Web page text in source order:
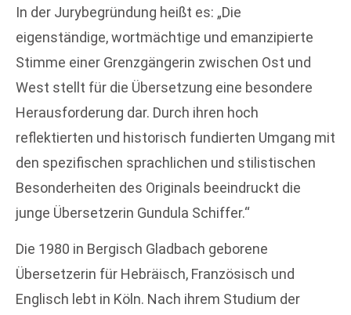
In der Jurybegründung heißt es: „Die
eigenständige, wortmächtige und emanzipierte
Stimme einer Grenzgängerin zwischen Ost und
West stellt für die Übersetzung eine besondere
Herausforderung dar. Durch ihren hoch
reflektierten und historisch fundierten Umgang mit
den spezifischen sprachlichen und stilistischen
Besonderheiten des Originals beeindruckt die
junge Übersetzerin Gundula Schiffer.“
Die 1980 in Bergisch Gladbach geborene
Übersetzerin für Hebräisch, Französisch und
Englisch lebt in Köln. Nach ihrem Studium der